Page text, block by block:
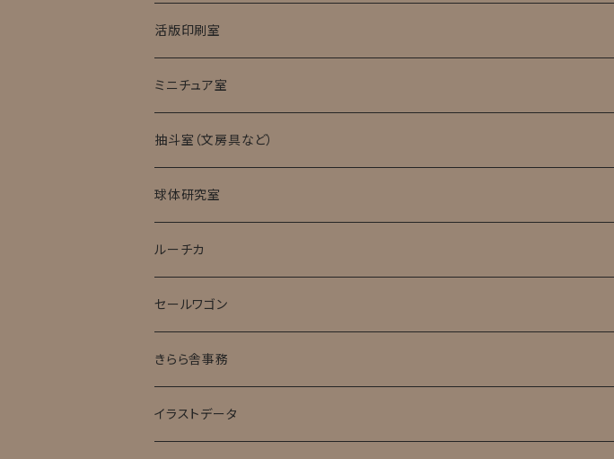
活版印刷室
ミニチュア室
ミニチュア試験管入標本
抽斗室（文房具など）
球体研究室
ルーチカ
セールワゴン
きらら舎事務
イラストデータ